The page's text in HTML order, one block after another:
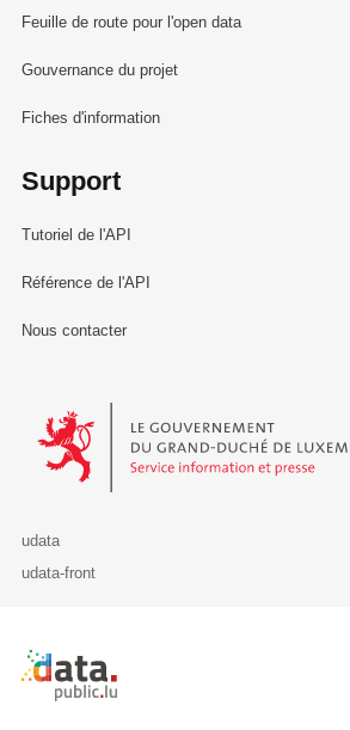
Feuille de route pour l'open data
Gouvernance du projet
Fiches d'information
Support
Tutoriel de l'API
Référence de l'API
Nous contacter
Le Gouvernement du Grand-Duché de
udata
udata-front
Retour à l'accueil de data.public.lu